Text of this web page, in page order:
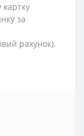
за
рахунок).